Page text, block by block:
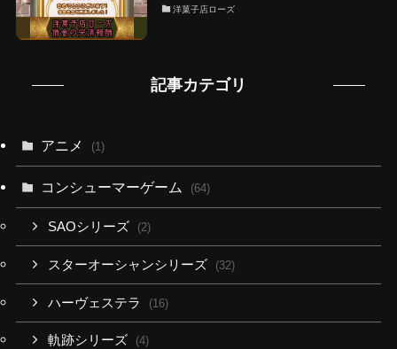
洋菓子店ローズ
記事カテゴリ
アニメ (1)
コンシューマーゲーム (64)
SAOシリーズ (2)
スターオーシャンシリーズ (32)
ハーヴェステラ (16)
軌跡シリーズ (4)